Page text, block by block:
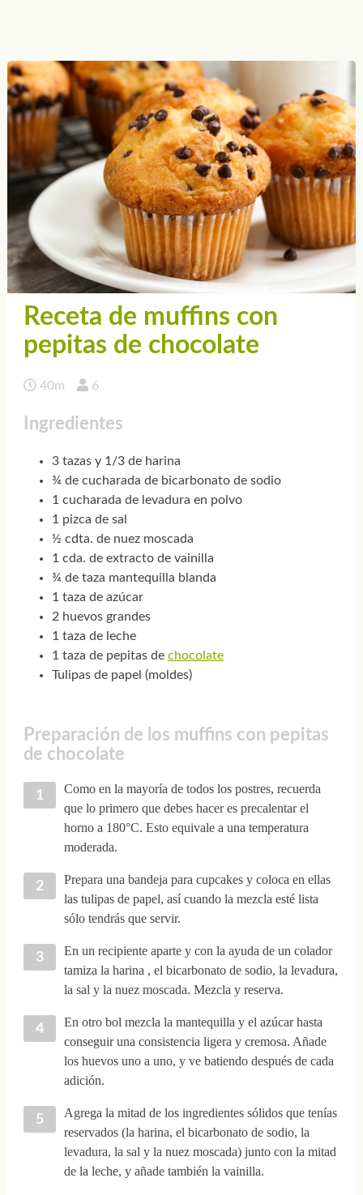
Receta de muffins con
pepitas de chocolate
40m 6
Ingredientes
3 tazas y 1/3 de harina
¾ de cucharada de bicarbonato de sodio
1 cucharada de levadura en polvo
1 pizca de sal
½ cdta. de nuez moscada
1 cda. de extracto de vainilla
¾ de taza mantequilla blanda
1 taza de azúcar
2 huevos grandes
1 taza de leche
1 taza de pepitas de chocolate
Tulipas de papel (moldes)
Preparación de los muffins con pepitas
de chocolate
Como en la mayoría de todos los postres, recuerda
que lo primero que debes hacer es precalentar el
horno a 180°C. Esto equivale a una temperatura
moderada.
Prepara una bandeja para cupcakes y coloca en ellas
las tulipas de papel, así cuando la mezcla esté lista
sólo tendrás que servir.
En un recipiente aparte y con la ayuda de un colador
tamiza la harina , el bicarbonato de sodio, la levadura,
la sal y la nuez moscada. Mezcla y reserva.
En otro bol mezcla la mantequilla y el azúcar hasta
conseguir una consistencia ligera y cremosa. Añade
los huevos uno a uno, y ve batiendo después de cada
adición.
Agrega la mitad de los ingredientes sólidos que tenías
reservados (la harina, el bicarbonato de sodio, la
levadura, la sal y la nuez moscada) junto con la mitad
de la leche, y añade también la vainilla.